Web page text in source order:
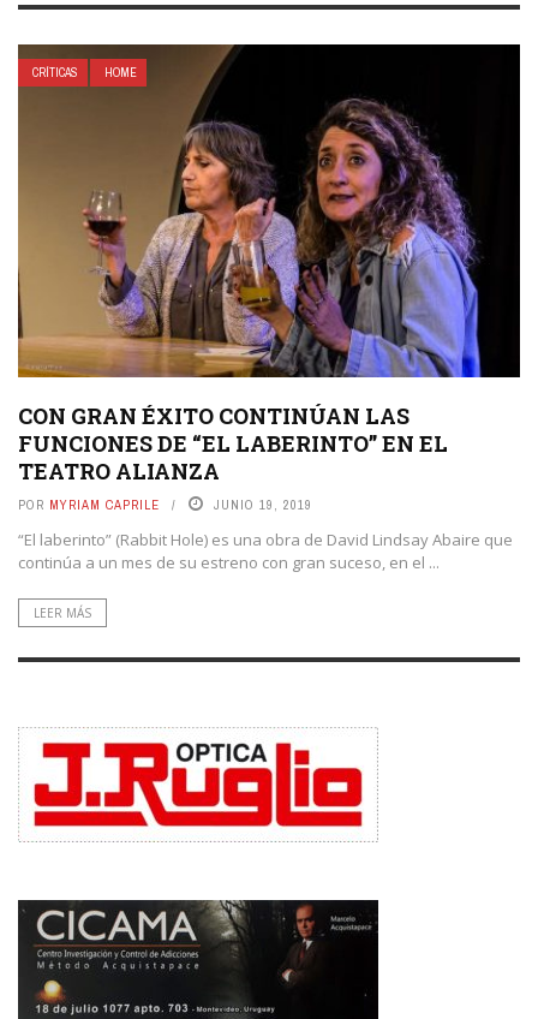
CRÍTICAS HOME
CON GRAN ÉXITO CONTINÚAN LAS
FUNCIONES DE “EL LABERINTO” EN EL
TEATRO ALIANZA
POR MYRIAM CAPRILE JUNIO 19, 2019
“El laberinto” (Rabbit Hole) es una obra de David Lindsay Abaire que
continúa a un mes de su estreno con gran suceso, en el ...
LEER MÁS